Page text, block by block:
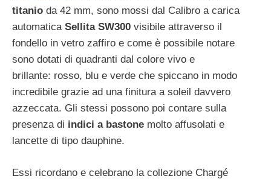
titanio da 42 mm, sono mossi dal Calibro a carica
automatica Sellita SW300 visibile attraverso il
fondello in vetro zaffiro e come è possibile notare
sono dotati di quadranti dal colore vivo e
brillante: rosso, blu e verde che spiccano in modo
incredibile grazie ad una finitura a soleil davvero
azzeccata. Gli stessi possono poi contare sulla
presenza di indici a bastone molto affusolati e
lancette di tipo dauphine.
Essi ricordano e celebrano la collezione Chargé